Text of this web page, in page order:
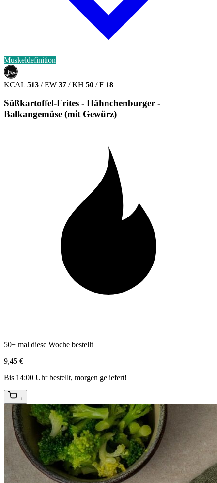
Muskeldefinition
حلال
HALAL
KCAL 513 / EW 37 / KH 50 / F 18
Süßkartoffel-Frites - Hähnchenburger -
Balkangemüse (mit Gewürz)
50+ mal diese Woche bestellt
9,45 €
Bis 14:00 Uhr bestellt, morgen geliefert!
+